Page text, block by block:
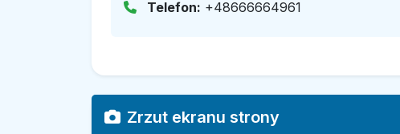
Telefon: +48666664961
Zrzut ekranu strony